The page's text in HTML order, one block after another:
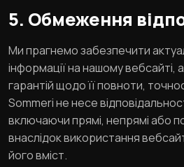
5. Обмеження
Ми прагнемо забезпечити
інформації на нашому
гарантій щодо її повноти,
Sommeri не несе
включаючи прямі, непрямі або
внаслідок використання
його вміст.